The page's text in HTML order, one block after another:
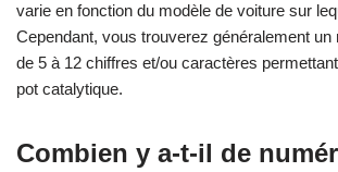
varie en fonction du modèle de voiture sur
Cependant, vous trouverez généralement un
de 5 à 12 chiffres et/ou caractères
pot catalytique.
Combien y a-t-il de